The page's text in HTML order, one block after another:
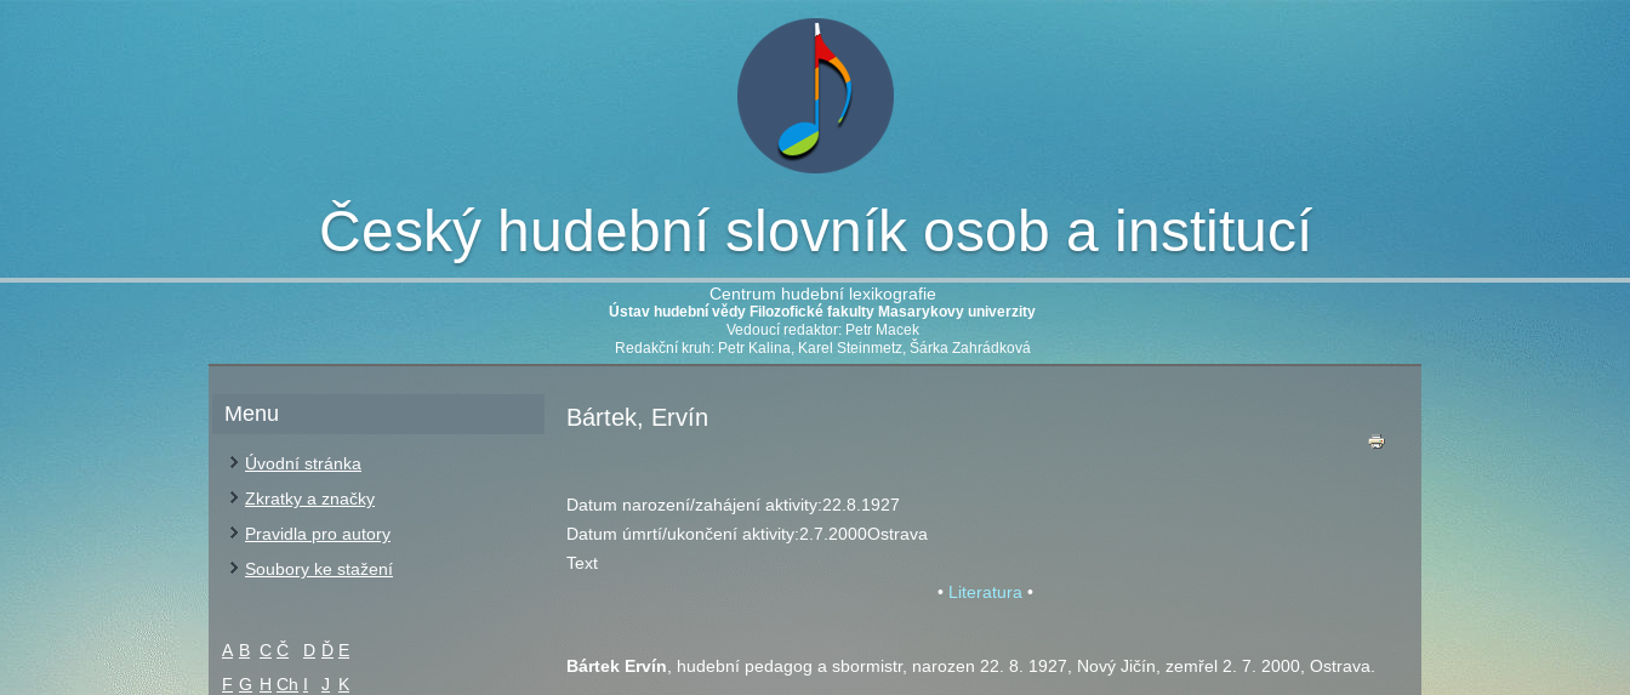
Český hudební slovník osob a institucí
Centrum hudební lexikografie
Ústav hudební vědy Filozofické fakulty Masarykovy univerzity
Vedoucí redaktor: Petr Macek
Redakční kruh: Petr Kalina, Karel Steinmetz, Šárka Zahrádková
Menu
Úvodní stránka
Zkratky a značky
Pravidla pro autory
Soubory ke stažení
A B C Č D Ď E
F G H Ch I J K
Bártek, Ervín
Datum narození/zahájení aktivity:22.8.1927
Datum úmrtí/ukončení aktivity:2.7.2000Ostrava
Text
• Literatura •
Bártek Ervín , hudební pedagog a sbormistr, narozen 22. 8. 1927, Nový Jičín, zemřel 2. 7. 2000, Ostrava.